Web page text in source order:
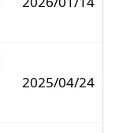
2025/04/24